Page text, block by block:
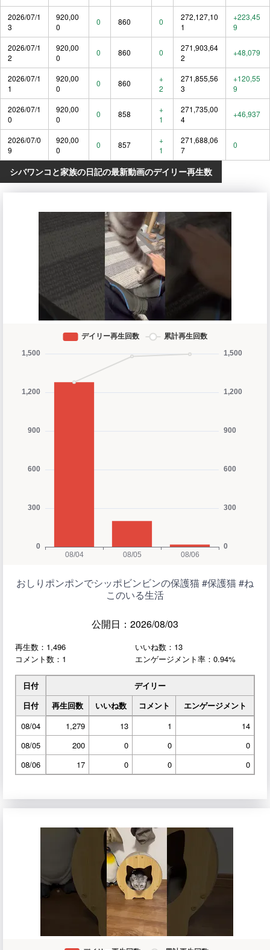
2026/07/1
3
920,00
0
0 860 0
272,127,10
1
+223,45
9
2026/07/1
2
920,00
0
0 860 0
271,903,64
2
+48,079
2026/07/1
1
920,00
0
0 860
+
2
271,855,56
3
+120,55
9
2026/07/1
0
920,00
0
0 858
+
1
271,735,00
4
+46,937
2026/07/0
9
920,00
0
0 857
+
1
271,688,06
7
0
シバワンコと家族の日記の最新動画のデイリー再生数
おしりポンポンでシッポビンビンの保護猫 #保護猫 #ね
このいる生活
公開日：2026/08/03
再生数：1,496
いいね数：13
コメント数：1
エンゲージメント率：0.94%
日付
デイリー
日付
再生回数 いいね数 コメント
エンゲージメント
08/04
1,279 13 1
14
08/05
200 0 0
0
08/06
17 0 0 0